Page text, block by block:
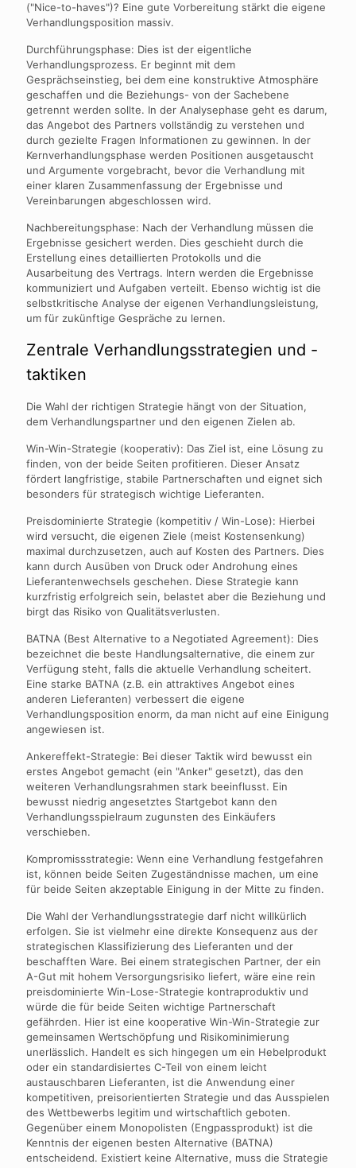
("Nice-to-haves")? Eine gute Vorbereitung stärkt die eigene
Verhandlungsposition massiv.
Durchführungsphase: Dies ist der eigentliche
Verhandlungsprozess. Er beginnt mit dem
Gesprächseinstieg, bei dem eine konstruktive Atmosphäre
geschaffen und die Beziehungs- von der Sachebene
getrennt werden sollte. In der Analysephase geht es darum,
das Angebot des Partners vollständig zu verstehen und
durch gezielte Fragen Informationen zu gewinnen. In der
Kernverhandlungsphase werden Positionen ausgetauscht
und Argumente vorgebracht, bevor die Verhandlung mit
einer klaren Zusammenfassung der Ergebnisse und
Vereinbarungen abgeschlossen wird.
Nachbereitungsphase: Nach der Verhandlung müssen die
Ergebnisse gesichert werden. Dies geschieht durch die
Erstellung eines detaillierten Protokolls und die
Ausarbeitung des Vertrags. Intern werden die Ergebnisse
kommuniziert und Aufgaben verteilt. Ebenso wichtig ist die
selbstkritische Analyse der eigenen Verhandlungsleistung,
um für zukünftige Gespräche zu lernen.
Zentrale Verhandlungsstrategien und -
taktiken
Die Wahl der richtigen Strategie hängt von der Situation,
dem Verhandlungspartner und den eigenen Zielen ab.
Win-Win-Strategie (kooperativ): Das Ziel ist, eine Lösung zu
finden, von der beide Seiten profitieren. Dieser Ansatz
fördert langfristige, stabile Partnerschaften und eignet sich
besonders für strategisch wichtige Lieferanten.
Preisdominierte Strategie (kompetitiv / Win-Lose): Hierbei
wird versucht, die eigenen Ziele (meist Kostensenkung)
maximal durchzusetzen, auch auf Kosten des Partners. Dies
kann durch Ausüben von Druck oder Androhung eines
Lieferantenwechsels geschehen. Diese Strategie kann
kurzfristig erfolgreich sein, belastet aber die Beziehung und
birgt das Risiko von Qualitätsverlusten.
BATNA (Best Alternative to a Negotiated Agreement): Dies
bezeichnet die beste Handlungsalternative, die einem zur
Verfügung steht, falls die aktuelle Verhandlung scheitert.
Eine starke BATNA (z.B. ein attraktives Angebot eines
anderen Lieferanten) verbessert die eigene
Verhandlungsposition enorm, da man nicht auf eine Einigung
angewiesen ist.
Ankereffekt-Strategie: Bei dieser Taktik wird bewusst ein
erstes Angebot gemacht (ein "Anker" gesetzt), das den
weiteren Verhandlungsrahmen stark beeinflusst. Ein
bewusst niedrig angesetztes Startgebot kann den
Verhandlungsspielraum zugunsten des Einkäufers
verschieben.
Kompromissstrategie: Wenn eine Verhandlung festgefahren
ist, können beide Seiten Zugeständnisse machen, um eine
für beide Seiten akzeptable Einigung in der Mitte zu finden.
Die Wahl der Verhandlungsstrategie darf nicht willkürlich
erfolgen. Sie ist vielmehr eine direkte Konsequenz aus der
strategischen Klassifizierung des Lieferanten und der
beschafften Ware. Bei einem strategischen Partner, der ein
A-Gut mit hohem Versorgungsrisiko liefert, wäre eine rein
preisdominierte Win-Lose-Strategie kontraproduktiv und
würde die für beide Seiten wichtige Partnerschaft
gefährden. Hier ist eine kooperative Win-Win-Strategie zur
gemeinsamen Wertschöpfung und Risikominimierung
unerlässlich. Handelt es sich hingegen um ein Hebelprodukt
oder ein standardisiertes C-Teil von einem leicht
austauschbaren Lieferanten, ist die Anwendung einer
kompetitiven, preisorientierten Strategie und das Ausspielen
des Wettbewerbs legitim und wirtschaftlich geboten.
Gegenüber einem Monopolisten (Engpassprodukt) ist die
Kenntnis der eigenen besten Alternative (BATNA)
entscheidend. Existiert keine Alternative, muss die Strategie